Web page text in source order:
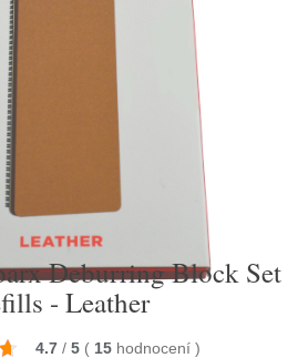
Deburring Block Set
- Leather
4.7 / 5 ( 15 hodnocení )